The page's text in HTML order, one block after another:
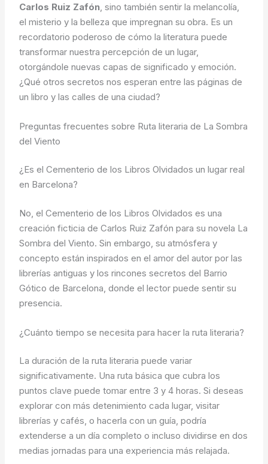
Carlos Ruiz Zafón, sino también sentir la melancolía,
el misterio y la belleza que impregnan su obra. Es un
recordatorio poderoso de cómo la literatura puede
transformar nuestra percepción de un lugar,
otorgándole nuevas capas de significado y emoción.
¿Qué otros secretos nos esperan entre las páginas de
un libro y las calles de una ciudad?
Preguntas frecuentes sobre Ruta literaria de La Sombra
del Viento
¿Es el Cementerio de los Libros Olvidados un lugar real
en Barcelona?
No, el Cementerio de los Libros Olvidados es una
creación ficticia de Carlos Ruiz Zafón para su novela La
Sombra del Viento. Sin embargo, su atmósfera y
concepto están inspirados en el amor del autor por las
librerías antiguas y los rincones secretos del Barrio
Gótico de Barcelona, donde el lector puede sentir su
presencia.
¿Cuánto tiempo se necesita para hacer la ruta literaria?
La duración de la ruta literaria puede variar
significativamente. Una ruta básica que cubra los
puntos clave puede tomar entre 3 y 4 horas. Si deseas
explorar con más detenimiento cada lugar, visitar
librerías y cafés, o hacerla con un guía, podría
extenderse a un día completo o incluso dividirse en dos
medias jornadas para una experiencia más relajada.